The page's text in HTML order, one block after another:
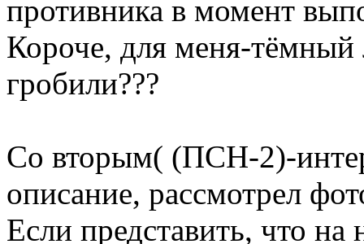
противника в момент
Короче, для меня-тёмный
гробили???
Со вторым( (ПСН-2)-
описание, рассмотрел
Если представить, что